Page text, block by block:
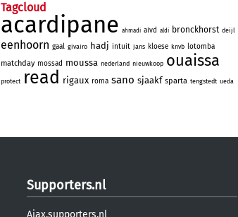
Tagcloud
acardipane ahmadi aivd aldi bronckhorst deijl
eenhoorn gaal givairo hadj intuit jans kloese knvb lotomba
matchday mossad moussa nederland nieuwkoop ouaissa
protect read rigaux roma sano sjaakf sparta tengstedt ueda
Supporters.nl
Ajax.supporters.nl